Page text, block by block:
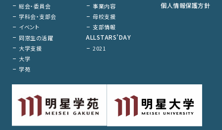
総会・委員会
学科会・支部会
イベント
同窓生の活躍
大学支援
大学
学苑
事業内容
母校支援
支部情報
ALLSTARS’DAY
2021
個人情報保護方針